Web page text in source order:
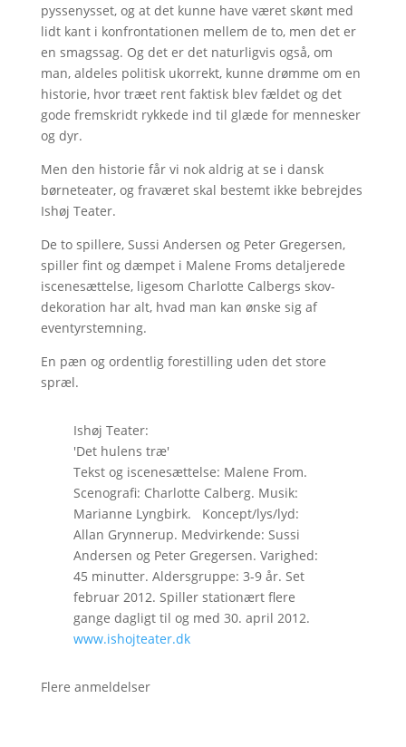
pyssenysset, og at det kunne have været skønt med
lidt kant i konfrontationen mellem de to, men det er
en smagssag. Og det er det naturligvis også, om
man, aldeles politisk ukorrekt, kunne drømme om en
historie, hvor træet rent faktisk blev fældet og det
gode fremskridt rykkede ind til glæde for mennesker
og dyr.
Men den historie får vi nok aldrig at se i dansk
børneteater, og fraværet skal bestemt ikke bebrejdes
Ishøj Teater.
De to spillere, Sussi Andersen og Peter Gregersen,
spiller fint og dæmpet i Malene Froms detaljerede
iscenesættelse, ligesom Charlotte Calbergs skov-
dekoration har alt, hvad man kan ønske sig af
eventyrstemning.
En pæn og ordentlig forestilling uden det store
spræl.
Ishøj Teater:
'Det hulens træ'
Tekst og iscenesættelse: Malene From.
Scenografi: Charlotte Calberg. Musik:
Marianne Lyngbirk. Koncept/lys/lyd:
Allan Grynnerup. Medvirkende: Sussi
Andersen og Peter Gregersen. Varighed:
45 minutter. Aldersgruppe: 3-9 år. Set
februar 2012. Spiller stationært flere
gange dagligt til og med 30. april 2012.
www.ishojteater.dk
Flere anmeldelser